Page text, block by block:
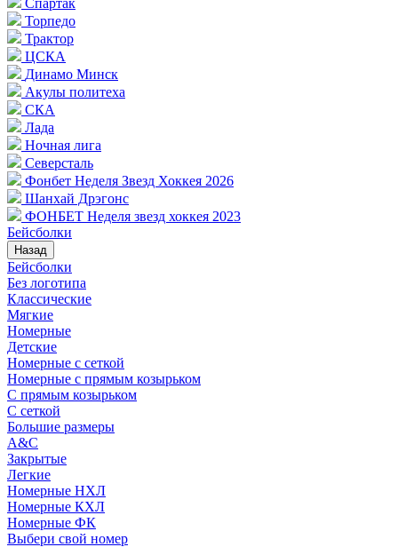
Спартак
Торпедо
Трактор
ЦСКА
Динамо Минск
Акулы политеха
СКА
Лада
Ночная лига
Северсталь
Фонбет Неделя Звезд Хоккея 2026
Шанхай Дрэгонс
ФОНБЕТ Неделя звезд хоккея 2023
Бейсболки
Назад
Бейсболки
Без логотипа
Классические
Мягкие
Номерные
Детские
Номерные с сеткой
Номерные с прямым козырьком
С прямым козырьком
С сеткой
Большие размеры
A&C
Закрытые
Легкие
Номерные НХЛ
Номерные КХЛ
Номерные ФК
Выбери свой номер